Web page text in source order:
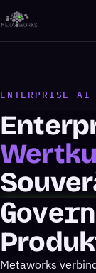
ENTERPRISE AI
Metaworks